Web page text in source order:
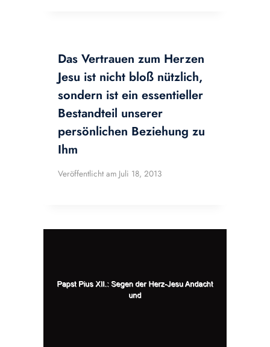
Das Vertrauen zum Herzen
Jesu ist nicht bloß nützlich,
sondern ist ein essentieller
Bestandteil unserer
persönlichen Beziehung zu
Ihm
Veröffentlicht am Juli 18, 2013